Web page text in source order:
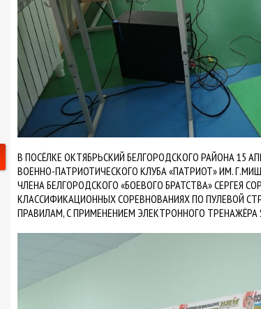
В ПОСЁЛКЕ ОКТЯБРЬСКИЙ БЕЛГОРОДСКОГО РАЙОНА 15
ВОЕННО-ПАТРИОТИЧЕСКОГО КЛУБА «ПАТРИОТ» ИМ.
ЧЛЕНА БЕЛГОРОДСКОГО «БОЕВОГО БРАТСТВА» СЕРГЕЯ
КЛАССИФИКАЦИОННЫХ СОРЕВНОВАНИЯХ ПО ПУЛЕВОЙ
ПРАВИЛАМ, С ПРИМЕНЕНИЕМ ЭЛЕКТРОННОГО ТРЕНАЖЁРА